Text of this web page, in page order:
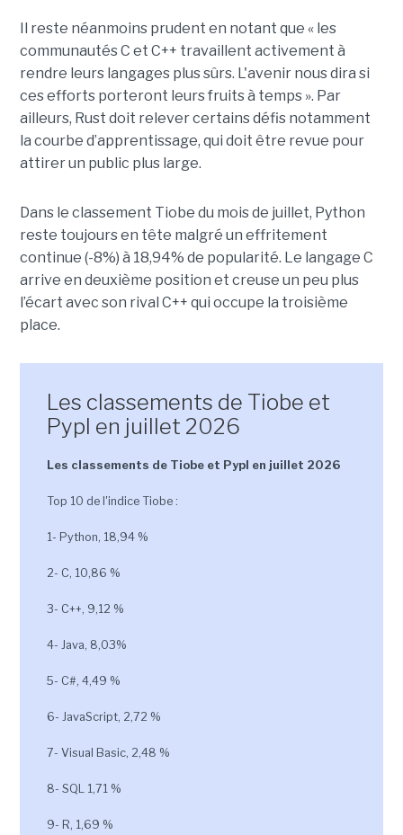
Il reste néanmoins prudent en notant que « les
communautés C et C++ travaillent activement à
rendre leurs langages plus sûrs. L'avenir nous dira si
ces efforts porteront leurs fruits à temps ». Par
ailleurs, Rust doit relever certains défis notamment
la courbe d’apprentissage, qui doit être revue pour
attirer un public plus large.
Dans le classement Tiobe du mois de juillet, Python
reste toujours en tête malgré un effritement
continue (-8%) à 18,94% de popularité. Le langage C
arrive en deuxième position et creuse un peu plus
l’écart avec son rival C++ qui occupe la troisième
place.
Les classements de Tiobe et
Pypl en juillet 2026
Les classements de Tiobe et Pypl en juillet 2026
Top 10 de l'indice Tiobe :
1- Python, 18,94 %
2- C, 10,86 %
3- C++, 9,12 %
4- Java, 8,03%
5- C#, 4,49 %
6- JavaScript, 2,72 %
7- Visual Basic, 2,48 %
8- SQL 1,71 %
9- R, 1,69 %